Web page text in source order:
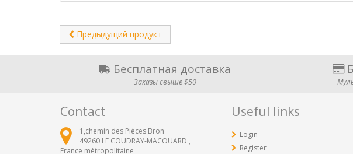
Предыдущий продукт
Бесплатная доставка
Заказы свыше $50
Contact
1,chemin des Pièces Bron
49260 LE COUDRAY-MACOUARD ,
France métropolitaine
Useful links
Login
Register